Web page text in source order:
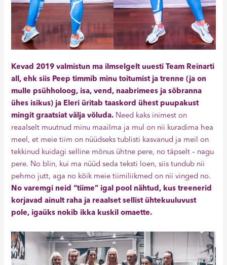
Kevad 2019 valmistun ma ilmselgelt uuesti Team Reinarti
all, ehk siis Peep timmib minu toitumist ja trenne (ja on
mulle psühholoog, isa, vend, naabrimees ja sõbranna
ühes isikus) ja Eleri üritab taaskord ühest puupakust
mingit graatsiat välja võluda. Need kaks inimest on
reaalselt muutnud minu maailma ja mul on nii kuradima hea
meel, et meie tiim on nüüdseks tublisti kasvanud ja meil on
tekkinud kuidagi selline mõnus ühtne pere, no täpselt – nagu
pere. No blin, kui ma nüüd seda teksti loen, siis tundub nii
pehmo jutt, aga no kõik meie tiimiliikmed on nii vinged no.
No varemgi neid “tiime” igal pool nähtud, kus treenerid
korjavad ainult raha ja reaalset sellist ühtekuuluvust
pole, igaüks nokib ikka kuskil omaette.